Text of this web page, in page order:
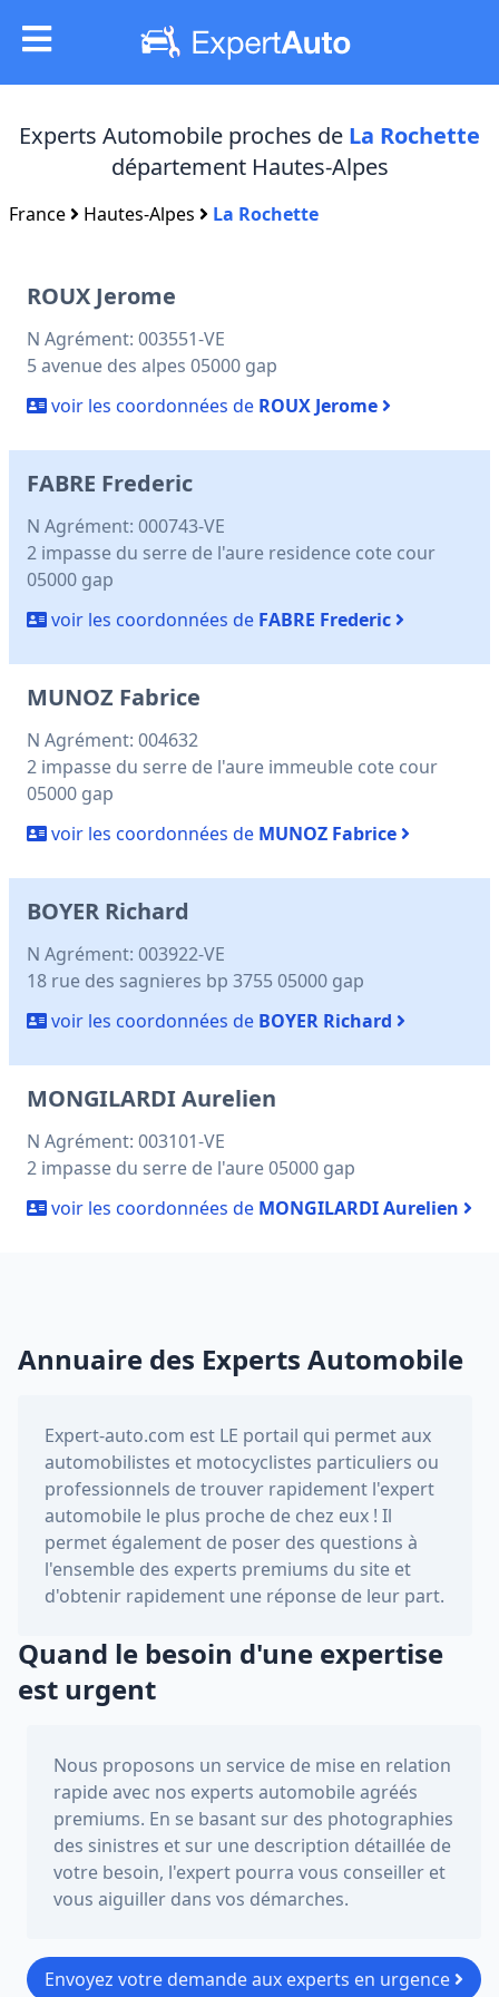
Experts Automobile proches de La Rochette
département Hautes-Alpes
France Hautes-Alpes La Rochette
ROUX Jerome
N Agrément: 003551-VE
5 avenue des alpes 05000 gap
voir les coordonnées de ROUX Jerome
FABRE Frederic
N Agrément: 000743-VE
2 impasse du serre de l'aure residence cote cour
05000 gap
voir les coordonnées de FABRE Frederic
MUNOZ Fabrice
N Agrément: 004632
2 impasse du serre de l'aure immeuble cote cour
05000 gap
voir les coordonnées de MUNOZ Fabrice
BOYER Richard
N Agrément: 003922-VE
18 rue des sagnieres bp 3755 05000 gap
voir les coordonnées de BOYER Richard
MONGILARDI Aurelien
N Agrément: 003101-VE
2 impasse du serre de l'aure 05000 gap
voir les coordonnées de MONGILARDI Aurelien
Annuaire des Experts Automobile
Expert-auto.com est LE portail qui permet aux
automobilistes et motocyclistes particuliers ou
professionnels de trouver rapidement l'expert
automobile le plus proche de chez eux ! Il
permet également de poser des questions à
l'ensemble des experts premiums du site et
d'obtenir rapidement une réponse de leur part.
Quand le besoin d'une expertise
est urgent
Nous proposons un service de mise en relation
rapide avec nos experts automobile agréés
premiums. En se basant sur des photographies
des sinistres et sur une description détaillée de
votre besoin, l'expert pourra vous conseiller et
vous aiguiller dans vos démarches.
Envoyez votre demande aux experts en urgence